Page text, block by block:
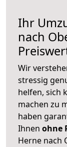
Ihr
nach
Wir
stressig
helfen, sich
machen zu
haben
Ihnen ohne
Herne nach